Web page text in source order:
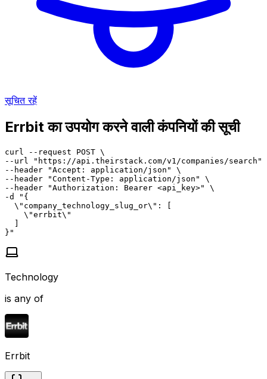
सूचित रहें
Errbit का उपयोग करने वाली कंपनियों की सूची
curl --request POST \
--url "https://api.theirstack.com/v1/companies/search"
--header "Accept: application/json" \
--header "Content-Type: application/json" \
--header "Authorization: Bearer <api_key>" \
-d "{
  \"company_technology_slug_or\": [
    \"errbit\"
  ]
}"
Technology
is any of
Errbit